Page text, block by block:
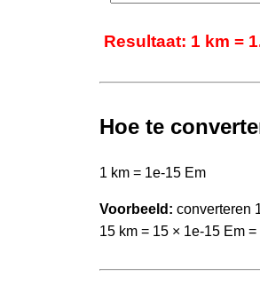
Resultaat: 1 km =
Hoe te
1 km = 1e-15 Em
Voorbeeld: converteren
15 km = 15 × 1e-15 Em